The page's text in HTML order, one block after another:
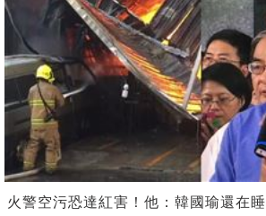
火警空污恐達紅害！他：韓國瑜還在睡